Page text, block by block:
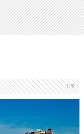
分享：